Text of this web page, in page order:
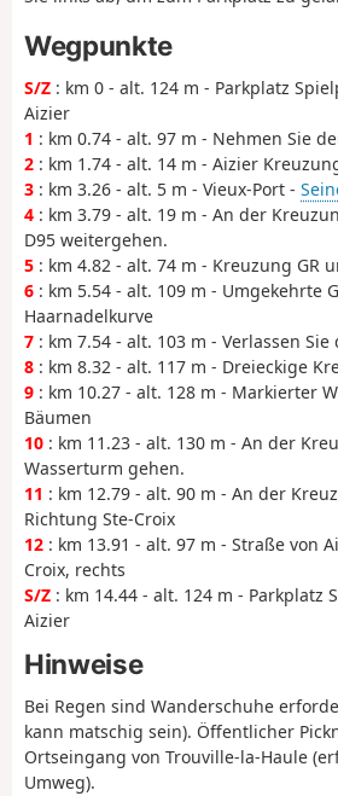
Wegpunkte
S/Z : km 0 - alt. 124 m - Parkplatz
Aizier
1 : km 0.74 - alt. 97 m - Nehmen Sie
2 : km 1.74 - alt. 14 m - Aizier
3 : km 3.26 - alt. 5 m - Vieux-Port -
4 : km 3.79 - alt. 19 m - An der
D95 weitergehen.
5 : km 4.82 - alt. 74 m - Kreuzung GR
6 : km 5.54 - alt. 109 m - Umgekehrte
Haarnadelkurve
7 : km 7.54 - alt. 103 m - Verlassen Sie
8 : km 8.32 - alt. 117 m - Dreieckige
9 : km 10.27 - alt. 128 m - Markierter
Bäumen
10 : km 11.23 - alt. 130 m - An der
Wasserturm gehen.
11 : km 12.79 - alt. 90 m - An der
Richtung Ste-Croix
12 : km 13.91 - alt. 97 m - Straße von
Croix, rechts
S/Z : km 14.44 - alt. 124 m - Parkplatz
Aizier
Hinweise
Bei Regen sind Wanderschuhe
kann matschig sein). Öffentlicher
Ortseingang von Trouville-la-Haule
Umweg).